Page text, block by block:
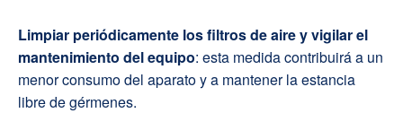
Limpiar periódicamente los filtros de aire y vigilar el
mantenimiento del equipo: esta medida contribuirá a un
menor consumo del aparato y a mantener la estancia
libre de gérmenes.